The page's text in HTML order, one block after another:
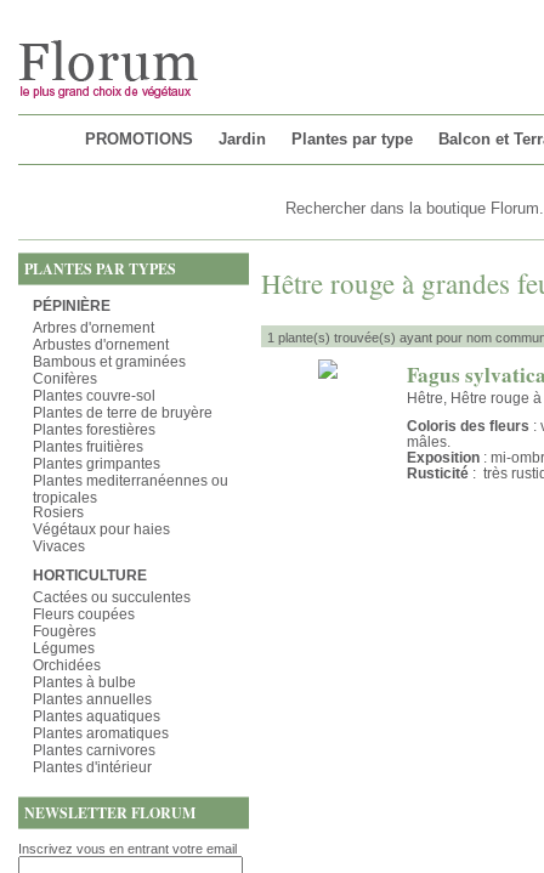
PROMOTIONS Jardin Plantes par type Balcon et
PLANTES PAR TYPES
PÉPINIÈRE
Arbres d'ornement
Arbustes d'ornement
Bambous et graminées
Conifères
Plantes couvre-sol
Plantes de terre de bruyère
Plantes forestières
Plantes fruitières
Plantes grimpantes
Plantes mediterranéennes ou
tropicales
Rosiers
Végétaux pour haies
Vivaces
HORTICULTURE
Cactées ou succulentes
Fleurs coupées
Fougères
Légumes
Orchidées
Plantes à bulbe
Plantes annuelles
Plantes aquatiques
Plantes aromatiques
Plantes carnivores
Plantes d'intérieur
NEWSLETTER FLORUM
Inscrivez vous en entrant votre email
Hêtre rouge à grandes
1 plante(s) trouvée(s) ayant pour nom
Fagus
Hêtre, Hêtre rouge
Coloris des fleurs :
mâles.
Exposition : mi-
Rusticité : très